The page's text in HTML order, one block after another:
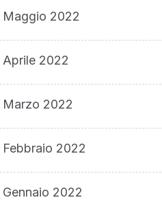
Maggio 2022
Aprile 2022
Marzo 2022
Febbraio 2022
Gennaio 2022